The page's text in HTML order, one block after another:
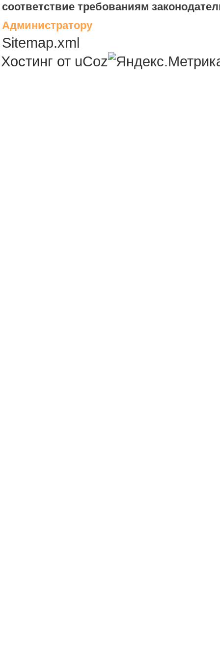
соответствие требованиям
Администратору
Sitemap.xml
Хостинг от uCoz